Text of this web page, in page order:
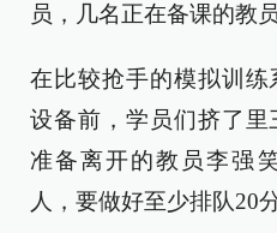
员，几名正在备课的教
在比较抢手的模拟训
设备前，学员们挤了
准备离开的教员李强
人，要做好至少排队20